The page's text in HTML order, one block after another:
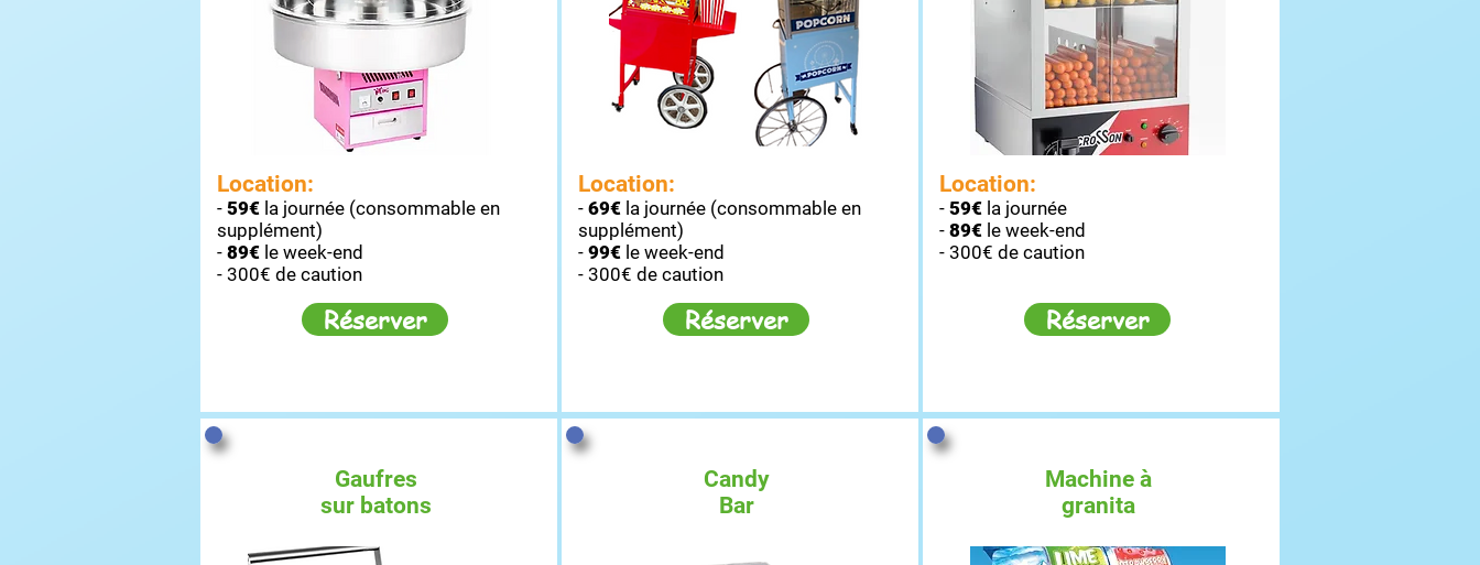
Location:
- 59€ la journée (consommable en
supplément)
- 89€ le week-end
- 300€ de caution
Réserver
Gaufres
sur batons
Location:
- 69€ la journée (consommable en
supplément)
- 99€ le week-end
- 300€ de caution
Réserver
Candy
Bar
Location:
- 59€ la journée
- 89€ le week-end
- 300€ de caution
Réserver
Machine à
granita